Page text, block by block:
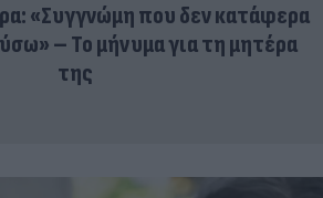
«Συγγνώμη που δεν κατάφερα
– Το μήνυμα για τη μητέρα
της